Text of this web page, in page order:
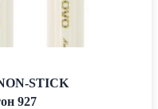
STICK
927